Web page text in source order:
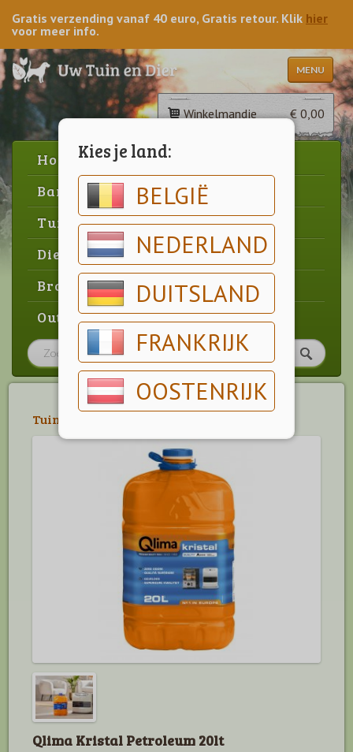
Kies je land:
BELGIË
NEDERLAND
DUITSLAND
FRANKRIJK
OOSTENRIJK
Gratis verzending vanaf 40 euro, Gratis retour. Klik hier
voor meer info.
MENU
Winkelmandje € 0,00
Home
Barbecue
Tuin
Dier
Brood & gebak
Outlet
Tuin
Qlima Kristal Petroleum 20lt